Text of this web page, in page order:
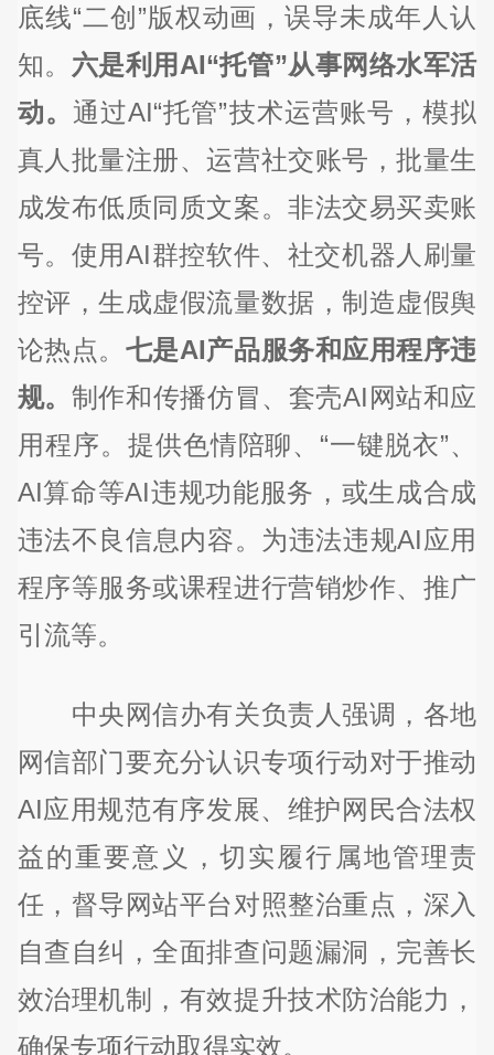
底线“二创”版权动画，误导未成年人认
知。 六是利用AI“托管”从事网络水军活
动。 通过AI“托管”技术运营账号，模拟
真人批量注册、运营社交账号，批量生
成发布低质同质文案。非法交易买卖账
号。使用AI群控软件、社交机器人刷量
控评，生成虚假流量数据，制造虚假舆
论热点。 七是AI产品服务和应用程序违
规。 制作和传播仿冒、套壳AI网站和应
用程序。提供色情陪聊、“一键脱衣”、
AI算命等AI违规功能服务，或生成合成
违法不良信息内容。为违法违规AI应用
程序等服务或课程进行营销炒作、推广
引流等。
中央网信办有关负责人强调，各地
网信部门要充分认识专项行动对于推动
AI应用规范有序发展、维护网民合法权
益的重要意义，切实履行属地管理责
任，督导网站平台对照整治重点，深入
自查自纠，全面排查问题漏洞，完善长
效治理机制，有效提升技术防治能力，
确保专项行动取得实效。